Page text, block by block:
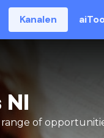
Kanalen
of